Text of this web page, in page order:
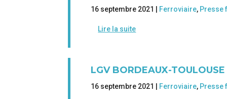
16 septembre 2021 | Ferroviaire, Presse
Lire la suite
LGV BORDEAUX-TOULOUSE
16 septembre 2021 | Ferroviaire, Presse